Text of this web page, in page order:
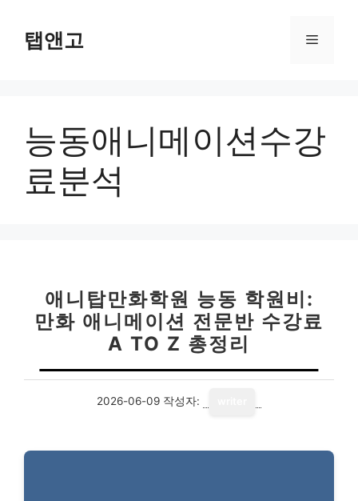
탭앤고 메
능동애니메이션수강
료분석
애니탑만화학원 능동 학원비:
만화 애니메이션 전문반 수강료
A TO Z 총정리
2026-06-09 작성자: